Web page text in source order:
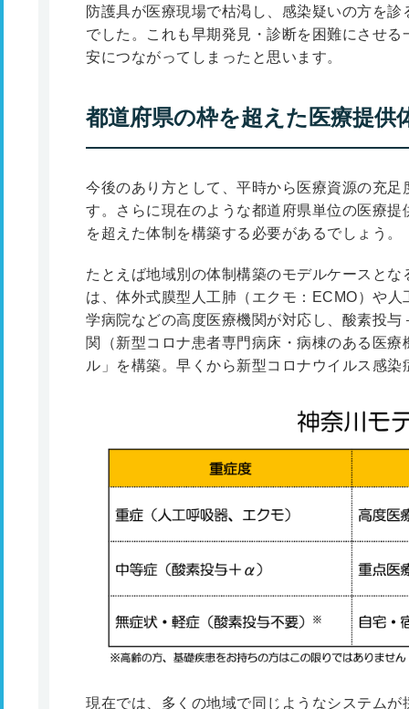
防護具が医療現場で枯渇し、感染疑いの方を
でした。これも早期発見・診断を困難にさせ
安につながってしまったと思います。
都道府県の枠を超えた医療提供
今後のあり方として、平時から医療資源の充
す。さらに現在のような都道府県単位の医療
を超えた体制を構築する必要があるでしょう。
たとえば地域別の体制構築のモデルケースと
は、体外式膜型人工肺（エクモ：ECMO）や
学病院などの高度医療機関が対応し、酸素投
関（新型コロナ患者専門病床・病棟のある医
ル」を構築。早くから新型コロナウイルス感
現在では、多くの地域で同じようなシステム